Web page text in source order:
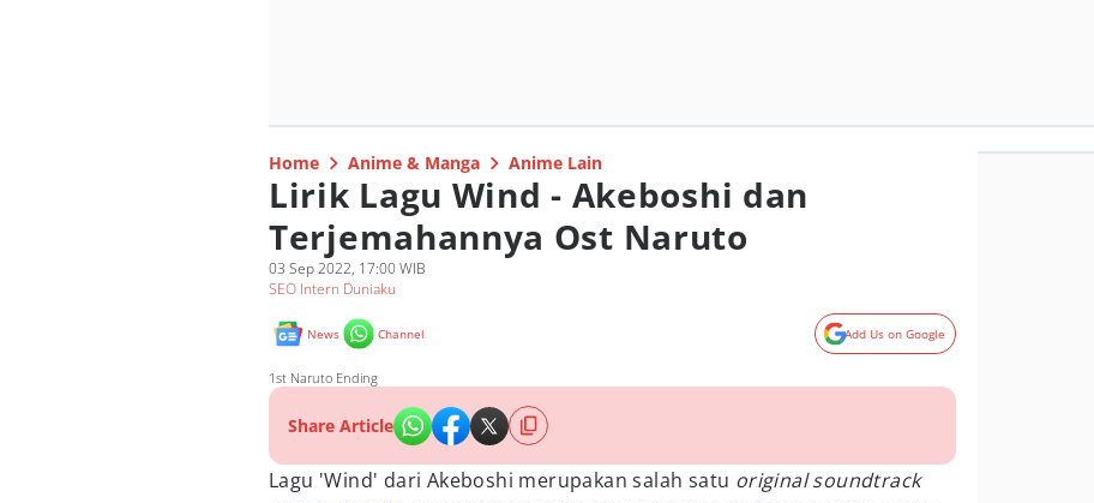
Home Anime & Manga Anime Lain
Lirik Lagu Wind - Akeboshi dan
Terjemahannya Ost Naruto
03 Sep 2022, 17:00 WIB
SEO Intern Duniaku
News Channel Add Us on Google
1st Naruto Ending
Share Article
Lagu 'Wind' dari Akeboshi merupakan salah satu original soundtrack